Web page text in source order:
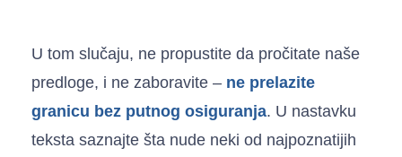
U tom slučaju, ne propustite da pročitate naše
predloge, i ne zaboravite – ne prelazite
granicu bez putnog osiguranja. U nastavku
teksta saznajte šta nude neki od najpoznatijih